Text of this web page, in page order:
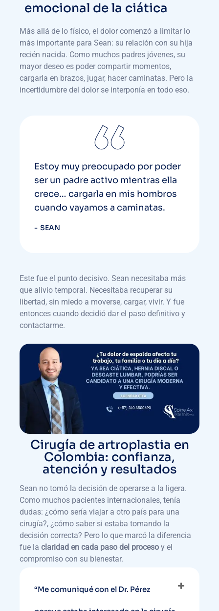
emocional de la ciática
Más allá de lo físico, el dolor comenzó a limitar lo
más importante para Sean: su relación con su hija
recién nacida. Como muchos padres jóvenes, su
mayor deseo es poder compartir momentos,
cargarla en brazos, jugar, hacer caminatas. Pero la
incertidumbre del dolor se interponía en todo eso.
Estoy muy preocupado por poder
ser un padre activo mientras ella
crece… cargarla en mis hombros
cuando vayamos a caminatas.
SEAN
Este fue el punto decisivo. Sean necesitaba más
que alivio temporal. Necesitaba recuperar su
libertad, sin miedo a moverse, cargar, vivir. Y fue
entonces cuando decidió dar el paso definitivo y
contactarme.
Cirugía de artroplastia en
Colombia: confianza,
atención y resultados
Sean no tomó la decisión de operarse a la ligera.
Como muchos pacientes internacionales, tenía
dudas: ¿cómo sería viajar a otro país para una
cirugía?, ¿cómo saber si estaba tomando la
decisión correcta? Pero lo que marcó la diferencia
fue la claridad en cada paso del proceso y el
compromiso con su bienestar.
“Me comuniqué con el Dr. Pérez